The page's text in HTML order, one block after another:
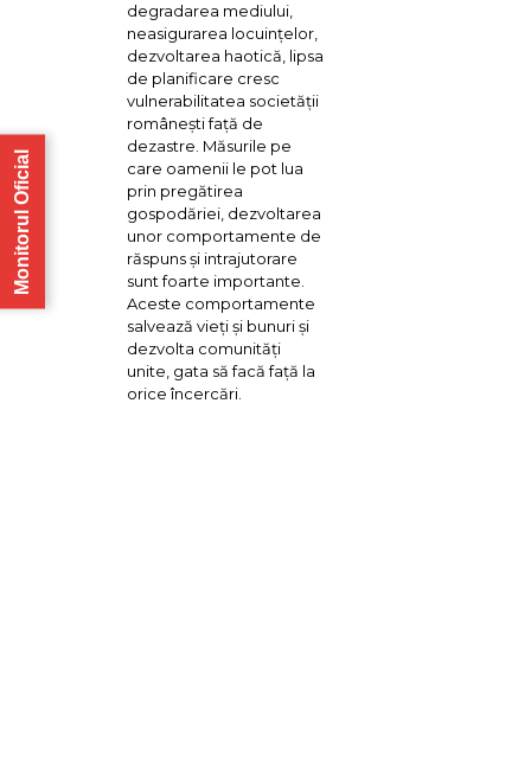
degradarea mediului,
neasigurarea locuinţelor,
dezvoltarea haotică, lipsa
de planificare cresc
vulnerabilitatea societăţii
româneşti faţă de
dezastre. Măsurile pe
care oamenii le pot lua
prin pregătirea
gospodăriei, dezvoltarea
unor comportamente de
răspuns şi intrajutorare
sunt foarte importante.
Aceste comportamente
salvează vieţi şi bunuri şi
dezvolta comunităţi
unite, gata să facă faţă la
orice încercări.
Monitorul Oficial